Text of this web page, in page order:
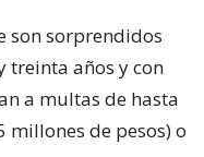
son sorprendidos
treinta años y con
a multas de hasta
millones de pesos) o